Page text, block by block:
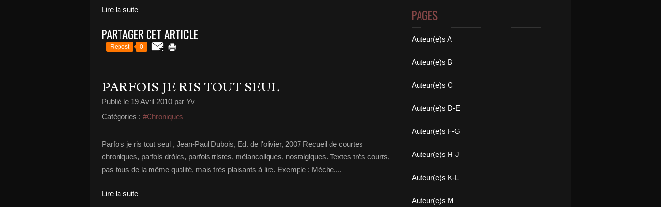
Lire la suite
PARTAGER CET ARTICLE
Repost 0
PARFOIS JE RIS TOUT SEUL
Publié le 19 Avril 2010 par Yv
Catégories : #Chroniques
Parfois je ris tout seul , Jean-Paul Dubois, Ed. de l'olivier, 2007 Recueil de courtes
chroniques, parfois drôles, parfois tristes, mélancoliques, nostalgiques. Textes très courts,
pas tous de la même qualité, mais très plaisants à lire. Exemple : Mèche....
Lire la suite
PAGES
Auteur(e)s A
Auteur(e)s B
Auteur(e)s C
Auteur(e)s D-E
Auteur(e)s F-G
Auteur(e)s H-J
Auteur(e)s K-L
Auteur(e)s M